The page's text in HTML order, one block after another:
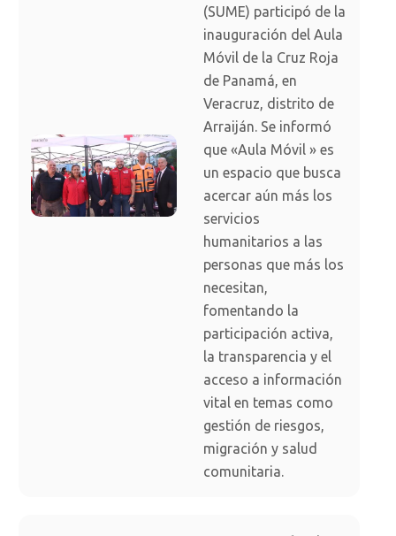
(SUME) participó de la
inauguración del Aula
Móvil de la Cruz Roja
de Panamá, en
Veracruz, distrito de
Arraiján. Se informó
que «Aula Móvil » es
un espacio que busca
acercar aún más los
servicios
humanitarios a las
personas que más los
necesitan,
fomentando la
participación activa,
la transparencia y el
acceso a información
vital en temas como
gestión de riesgos,
migración y salud
comunitaria.